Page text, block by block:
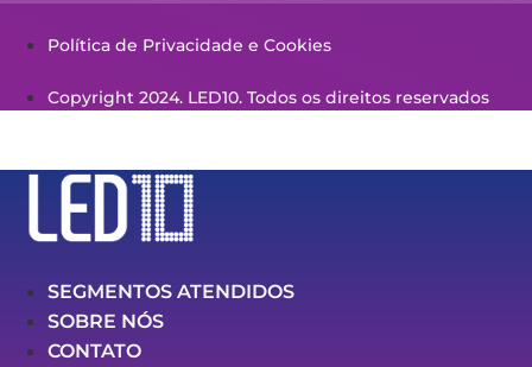
Política de Privacidade e Cookies
Copyright 2024. LED10. Todos os direitos reservados
SEGMENTOS ATENDIDOS
SOBRE NÓS
CONTATO